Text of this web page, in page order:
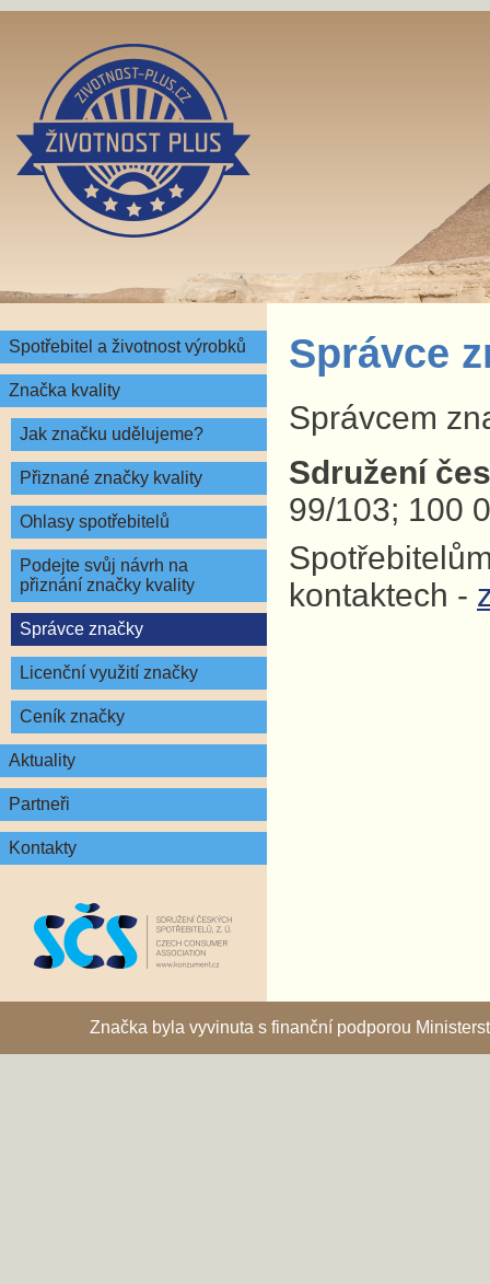
Spotřebitel a životnost výrobků
Značka kvality
Jak značku udělujeme?
Přiznané značky kvality
Ohlasy spotřebitelů
Podejte svůj návrh na
přiznání značky kvality
Správce značky
Licenční využití značky
Ceník značky
Aktuality
Partneři
Kontakty
Správce
Správcem
Sdružení
99/103; 100
kontaktech -
Značka byla vyvinuta s finanční podporou